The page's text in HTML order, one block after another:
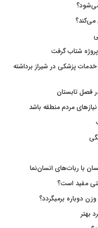
می‌کند؟
پزشکی در شیراز برداشته
فصل تابستان
مردم منطقه باشد
با ربات‌های انسان‌نما
مفید است؟
دوباره برمیگردد؟
بهتر